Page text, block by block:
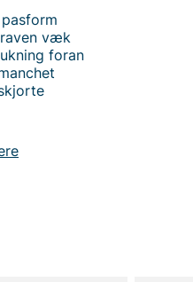
væk
foran